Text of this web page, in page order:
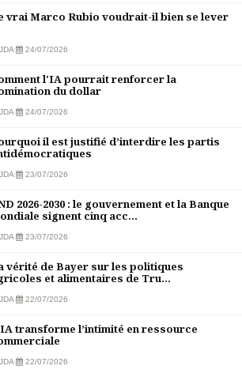
vrai Marco Rubio voudrait-il bien se lever
JDA 24/07/2026
l'IA pourrait renforcer la
du dollar
JDA 24/07/2026
il est justifié d’interdire les partis
JDA 23/07/2026
2026-2030 : le gouvernement et la Banque
signent cinq acc...
JDA 23/07/2026
vérité de Bayer sur les politiques
et alimentaires de Tru...
JDA 22/07/2026
transforme l’intimité en ressource
JDA 22/07/2026